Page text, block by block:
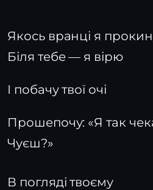
Якось вранці я
Біля тебе — я вірю
І побачу твої очі
Прошепочу: «Я так
Чуєш?»
В погляді твоєму